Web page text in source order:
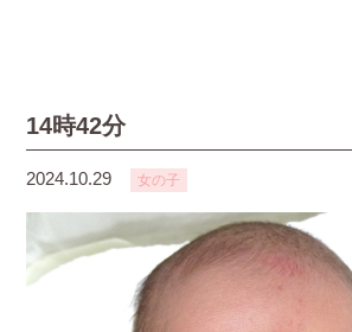
14時42分
2024.10.29 女の子